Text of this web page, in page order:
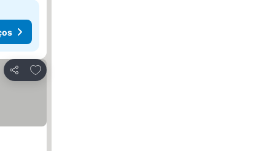
Partilhar
Adicionar aos favoritos